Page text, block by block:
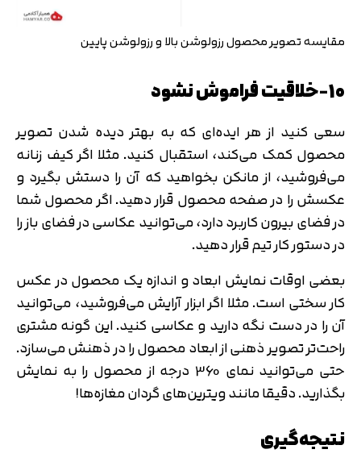
مقایسه تصویر محصول رزولوشن بالا و رزولوشن پایین
10-خلاقیت فراموش نشود
سعی کنید از هر ایده‌ای که به بهتر دیده شدن تصویر
محصول کمک می‌کند، استقبال کنید. مثلا اگر کیف زنانه
می‌فروشید، از مانکن بخواهید که آن را دستش بگیرد و
عکسش را در صفحه محصول قرار دهید. اگر محصول شما
در فضای بیرون کاربرد دارد، می‌توانید عکاسی در فضای باز را
در دستور کار تیم قرار دهید.
بعضی اوقات نمایش ابعاد و اندازه یک محصول در عکس
کار سختی است. مثلا اگر ابزار آرایش می‌فروشید، می‌توانید
آن را در دست نگه دارید و عکاسی کنید. این گونه مشتری
راحت‌تر تصویر ذهنی از ابعاد محصول را در ذهنش می‌سازد.
حتی می‌توانید نمای 360 درجه از محصول را به نمایش
بگذارید. دقیقا مانند ویترین‌های گردان مغازه‌ها!
نتیجه‌گیری